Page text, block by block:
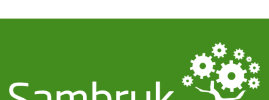
fokus
gemensam
IT,
och